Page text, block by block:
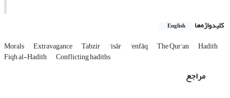
کلیدواژه‌ها English
Morals Extravagance Tabzir 'isār 'enfāq The Qur’an Hadith
Fiqh al-Hadith Conflicting hadiths
مراجع